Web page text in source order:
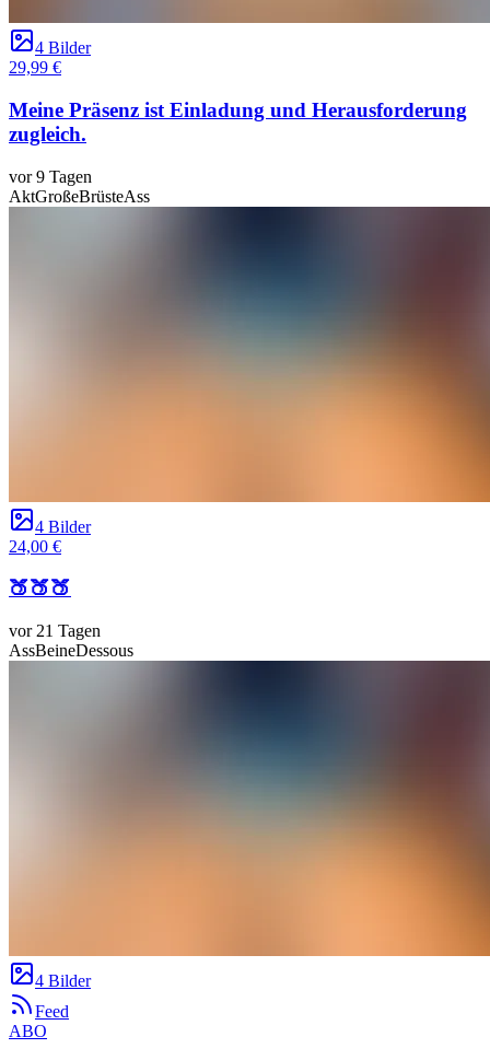
4 Bilder
29,99 €
Meine Präsenz ist Einladung und Herausforderung
zugleich.
vor 9 Tagen
AktGroßeBrüsteAss
4 Bilder
24,00 €
🍑🍑🍑
vor 21 Tagen
AssBeineDessous
4 Bilder
Feed
ABO